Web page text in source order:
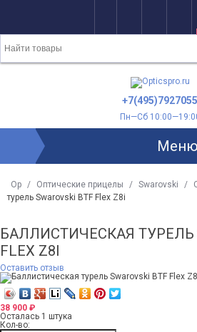
+7(495)7927055
Пн—Сб
Меню
Op / Оптические прицелы / Swarovski /
турель Swarovski BTF Flex Z8i
БАЛЛИСТИЧЕСКАЯ ТУРЕЛЬ
FLEX Z8I
Оставить отзыв
38 900 ₽
Осталась 1 штука
Кол-во: